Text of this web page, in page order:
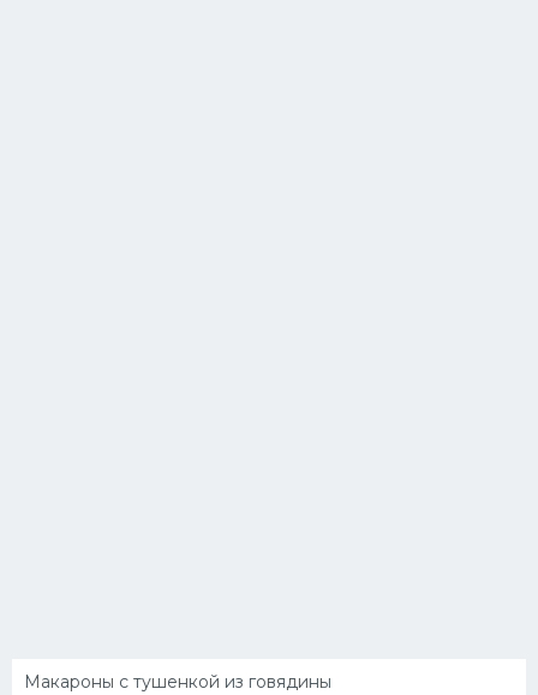
Макароны с тушенкой из говядины